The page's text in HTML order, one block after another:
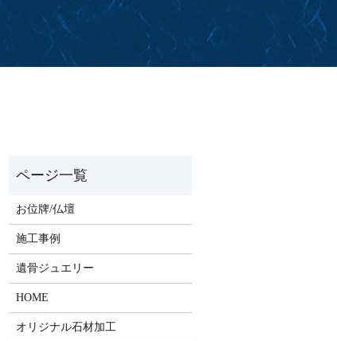
お位牌/仏壇
施工事例
遺骨ジュエリー
HOME
オリジナル石材加工